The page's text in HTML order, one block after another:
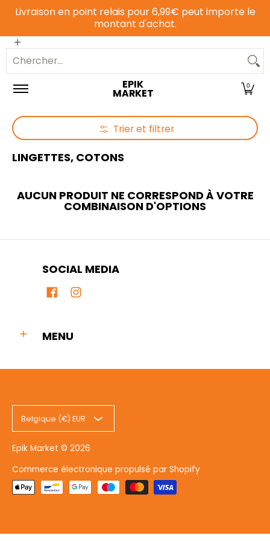
Passer au contenu principal
Livraison en point relais pour 6,99€ peut importe le
montant d'achat.
Epicerie sucrée
Chercher...
EPIK
MARKET
0
Passer au contenu principalTrier et filtrer
LINGETTES, COTONS
AUCUN PRODUIT NE CORRESPOND À VOTRE
COMBINAISON D'OPTIONS
SOCIAL MEDIA
MENU
Belgique (€) EUR
Epik Market © 2026
Commerce électronique propulsé par Shopify